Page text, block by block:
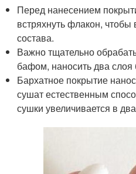
Перед нанесением
встряхнуть флакон,
состава.
Важно тщательно
бафом, наносить два
Бархатное покрытие
сушат естественным
сушки увеличивается в